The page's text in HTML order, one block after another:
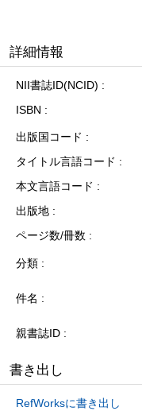
詳細情報
NII書誌ID(NCID)
ISBN
出版国コード
タイトル言語コード
本文言語コード
出版地
ページ数/冊数
分類
件名
親書誌ID
書き出し
RefWorksに書き出し